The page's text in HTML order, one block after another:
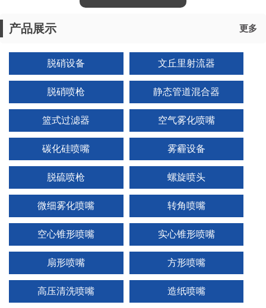
1 2 3
产品展示 更多
脱硝设备 文丘里射流器
脱硝喷枪 静态管道混合器
篮式过滤器 空气雾化喷嘴
碳化硅喷嘴 雾霾设备
脱硫喷枪 螺旋喷头
微细雾化喷嘴 转角喷嘴
空心锥形喷嘴 实心锥形喷嘴
扇形喷嘴 方形喷嘴
高压清洗喷嘴 造纸喷嘴